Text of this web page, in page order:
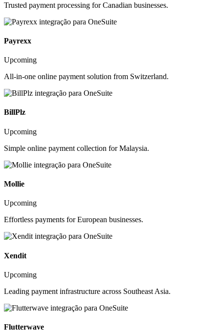
Trusted payment processing for Canadian businesses.
Payrexx
Upcoming
All-in-one online payment solution from Switzerland.
BillPlz
Upcoming
Simple online payment collection for Malaysia.
Mollie
Upcoming
Effortless payments for European businesses.
Xendit
Upcoming
Leading payment infrastructure across Southeast Asia.
Flutterwave